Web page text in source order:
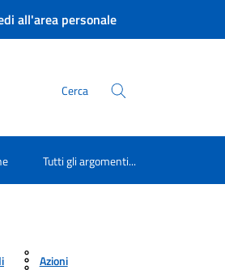
all'area personale
Cerca
Tutti gli argomenti...
Azioni